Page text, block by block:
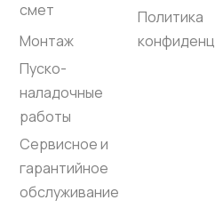
смет
Монтаж
Пуско-
наладочные
работы
Сервисное и
гарантийное
обслуживание
Политика